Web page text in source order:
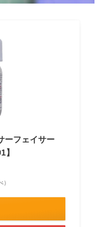
ーフェイサー